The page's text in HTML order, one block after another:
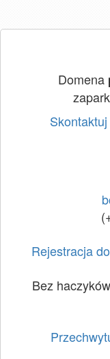
Domena
Rejestracja
Bez